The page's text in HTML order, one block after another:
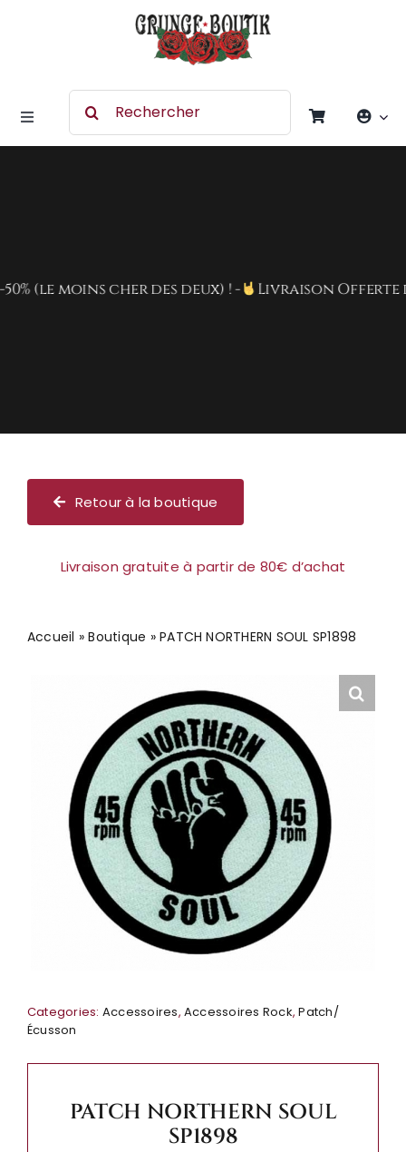
Toggle
Navigation
Vêtement
Search
moins cher des deux) ! - Livraison Offerte dès
Retour à la boutique
Livraison gratuite à partir de 80€ d’achat
Accueil »Boutique »PATCH NORTHERN SOUL SP1898
Categories: Accessoires, Accessoires Rock,Patch/
Écusson
PATCH NORTHERN SOUL
SP1898